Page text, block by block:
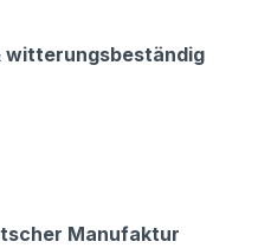
witterungsbeständig
Manufaktur